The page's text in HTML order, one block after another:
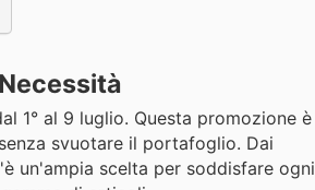
1° al 9 luglio. Questa promozione è
svuotare il portafoglio. Dai
un'ampia scelta per soddisfare ogni